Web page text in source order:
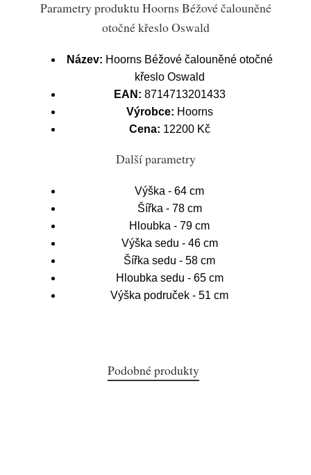
Parametry produktu Hoorns Béžové čalouněné
otočné křeslo Oswald
Název: Hoorns Béžové čalouněné otočné
křeslo Oswald
EAN: 8714713201433
Výrobce: Hoorns
Cena: 12200 Kč
Další parametry
Výška - 64 cm
Šířka - 78 cm
Hloubka - 79 cm
Výška sedu - 46 cm
Šířka sedu - 58 cm
Hloubka sedu - 65 cm
Výška područek - 51 cm
Podobné produkty